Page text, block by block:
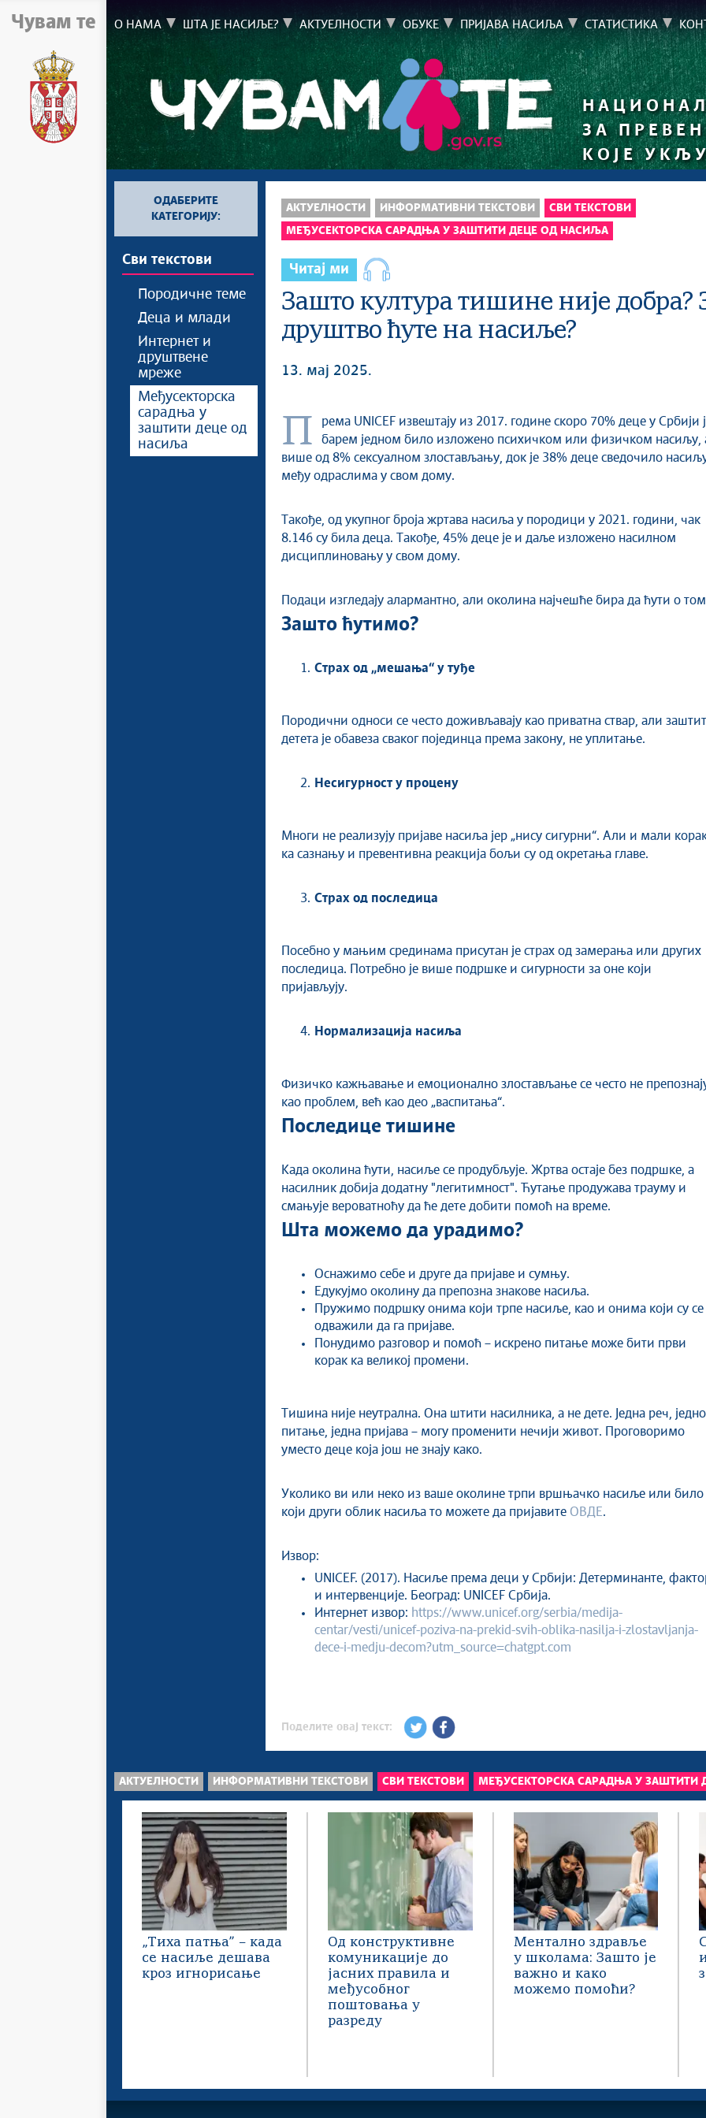
Чувам те О НАМА ШТА ЈЕ НАСИЉЕ? АКТУЕЛНОСТИ ОБУКЕ ПРИЈАВА НАСИЉА СТАТИСТИКА
ЗА
КОЈЕ
ОДАБЕРИТЕ
КАТЕГОРИЈУ:
Сви текстови
Породичне теме
Деца и млади
Интернет и
друштвене
мреже
Међусекторска
сарадња у
заштити деце од
насиља
АКТУЕЛНОСТИ ИНФОРМАТИВНИ ТЕКСТОВИ СВИ ТЕКСТОВИ
МЕЂУСЕКТОРСКА САРАДЊА У ЗАШТИТИ ДЕЦЕ ОД НАСИЉА
Читај ми
Зашто култура тишине није
друштво ћуте на насиље?
13. мај 2025.
Према UNICEF извештају из 2017. године скоро 70% деце у Србији је
барем једном било изложено психичком или физичком насиљу,
више од 8% сексуалном злостављању, док је 38% деце сведочило
међу одраслима у свом дому.
Такође, од укупног броја жртава насиља у породици у 2021. години, чак
8.146 су била деца. Такође, 45% деце је и даље изложено насилном
дисциплиновању у свом дому.
Подаци изгледају алармантно, али околина најчешће бира да ћути о
Зашто ћутимо?
Страх од „мешања“ у туђе
Породични односи се често доживљавају као приватна ствар, али
детета је обавеза сваког појединца према закону, не уплитање.
Несигурност у процену
Многи не реализују пријаве насиља јер „нису сигурни“. Али и мали
ка сазнању и превентивна реакција бољи су од окретања главе.
Страх од последица
Посебно у мањим срединама присутан је страх од замерања или других
последица. Потребно је више подршке и сигурности за оне који
пријављују.
Нормализација насиља
Физичко кажњавање и емоционално злостављање се често не
као проблем, већ као део „васпитања“.
Последице тишине
Када околина ћути, насиље се продубљује. Жртва остаје без подршке, а
насилник добија додатну "легитимност". Ћутање продужава трауму и
смањује вероватноћу да ће дете добити помоћ на време.
Шта можемо да урадимо?
Оснажимо себе и друге да пријаве и сумњу.
Едукујмо околину да препозна знакове насиља.
Пружимо подршку онима који трпе насиље, као и онима који су се
одважили да га пријаве.
Понудимо разговор и помоћ – искрено питање може бити први
корак ка великој промени.
Тишина није неутрална. Она штити насилника, а не дете. Једна реч, једно
питање, једна пријава – могу променити нечији живот. Проговоримо
уместо деце која још не знају како.
Уколико ви или неко из ваше околине трпи вршњачко насиље или било
који други облик насиља то можете да пријавите ОВДЕ.
Извор:
UNICEF. (2017). Насиље према деци у Србији: Детерминанте,
и интервенције. Београд: UNICEF Србија.
Интернет извор: https://www.unicef.org/serbia/medija-
centar/vesti/unicef-poziva-na-prekid-svih-oblika-nasilja-i-zlostavljanja-
dece-i-medju-decom?utm_source=chatgpt.com
Поделите овај текст:
АКТУЕЛНОСТИ ИНФОРМАТИВНИ ТЕКСТОВИ СВИ ТЕКСТОВИ МЕЂУСЕКТОРСКА САРАДЊА У ЗАШТИТИ
„Тиха патња” – када
се насиље дешава
кроз игнорисање
Од конструктивне
комуникације до
јасних правила и
међусобног
поштовања у
разреду
Ментално здравље
у школама: Зашто је
важно и како
можемо помоћи?